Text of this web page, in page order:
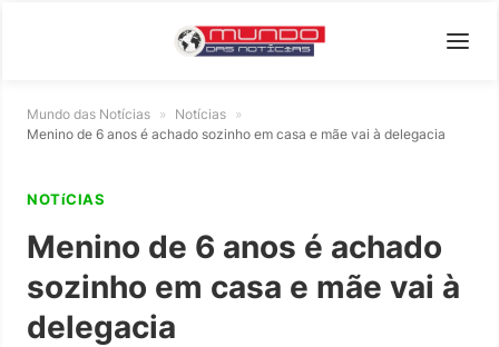
Mundo das Notícias » Notícias »
Menino de 6 anos é achado sozinho em casa e mãe vai à delegacia
NOTíCIAS
Menino de 6 anos é achado
sozinho em casa e mãe vai à
delegacia